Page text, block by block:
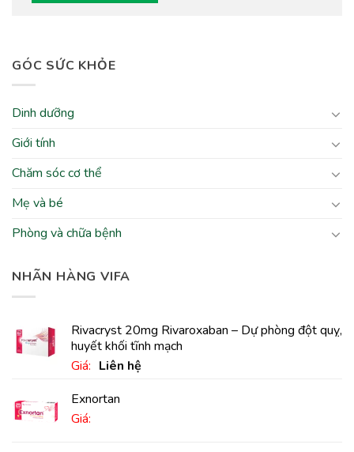
GÓC SỨC KHỎE
Dinh dưỡng
Giới tính
Chăm sóc cơ thể
Mẹ và bé
Phòng và chữa bệnh
NHÃN HÀNG VIFA
Rivacryst 20mg Rivaroxaban – Dự phòng đột quỵ,
huyết khối tĩnh mạch
Giá: Liên hệ
Exnortan
Giá: